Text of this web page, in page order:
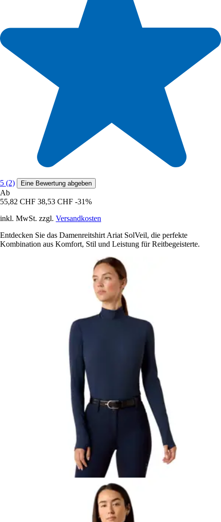
5 (2) Eine Bewertung abgeben
Ab
55,82 CHF 38,53 CHF -31%
inkl. MwSt. zzgl. Versandkosten
Entdecken Sie das Damenreitshirt Ariat SolVeil, die perfekte
Kombination aus Komfort, Stil und Leistung für Reitbegeisterte.